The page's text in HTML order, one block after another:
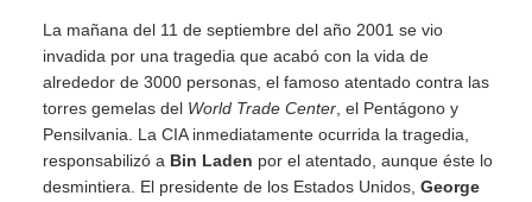
La mañana del 11 de septiembre del año 2001 se vio
invadida por una tragedia que acabó con la vida de
alrededor de 3000 personas, el famoso atentado contra las
torres gemelas del World Trade Center , el Pentágono y
Pensilvania. La CIA inmediatamente ocurrida la tragedia,
responsabilizó a Bin Laden por el atentado, aunque éste lo
desmintiera. El presidente de los Estados Unidos, George